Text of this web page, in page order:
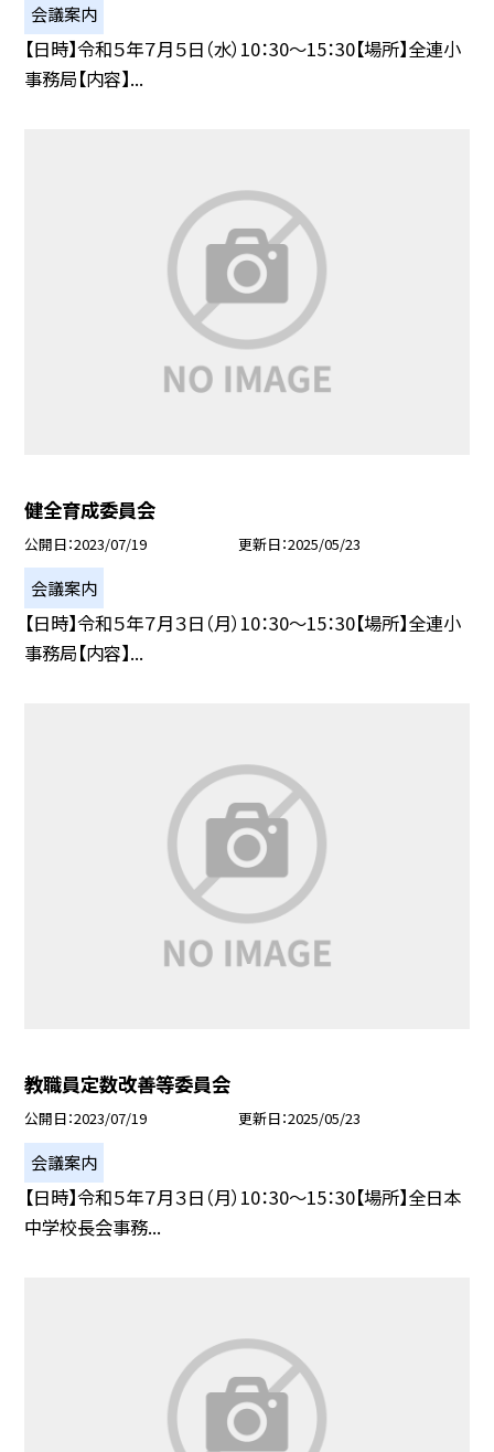
会議案内
【日時】令和５年７月５日（水）10：30〜15：30【場所】全連小
事務局【内容】...
健全育成委員会
公開日 2023/07/19 更新日 2025/05/23
会議案内
【日時】令和５年７月３日（月）10：30〜15：30【場所】全連小
事務局【内容】...
教職員定数改善等委員会
公開日 2023/07/19 更新日 2025/05/23
会議案内
【日時】令和５年７月３日（月）10：30〜15：30【場所】全日本
中学校長会事務...